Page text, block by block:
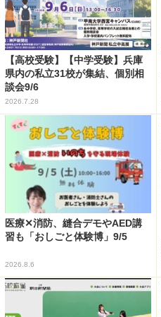
【高校受験】【中学受験】兵庫
県内の私立31校が集結、個別相
談会9/6
2026.7.28
医療✕消防、縫合デモやAED講
習も「おしごと体験博」9/5
2026.8.6